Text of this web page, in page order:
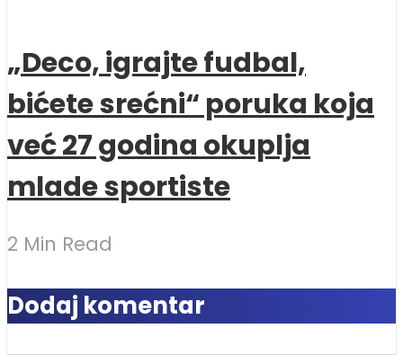
„Deco, igrajte fudbal,
bićete srećni“ poruka koja
već 27 godina okuplja
mlade sportiste
2 Min Read
Dodaj komentar